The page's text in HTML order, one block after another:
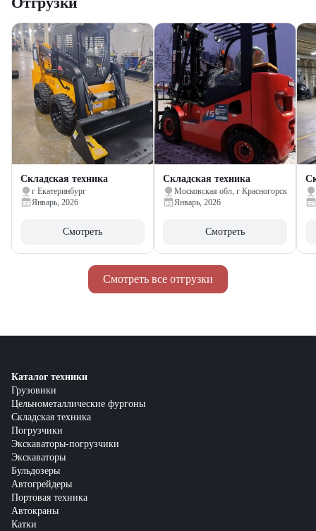
Смотреть все отгрузки
Складская техника
г Екатеринбург
Январь, 2026
Смотреть
Складская техника
Московская обл, г Красногорск
Январь, 2026
Смотреть
Каталог техники
Грузовики
Цельнометаллические фургоны
Складская техника
Погрузчики
Экскаваторы-погрузчики
Экскаваторы
Бульдозеры
Автогрейдеры
Портовая техника
Автокраны
Катки